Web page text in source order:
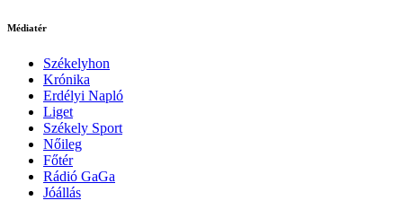
Médiatér
Székelyhon
Krónika
Erdélyi Napló
Liget
Székely Sport
Nőileg
Főtér
Rádió GaGa
Jóállás